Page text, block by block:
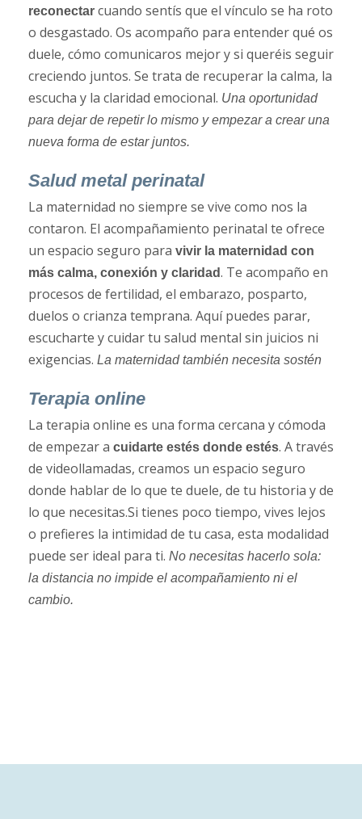
reconectar cuando sentís que el vínculo se ha roto
o desgastado. Os acompaño para entender qué os
duele, cómo comunicaros mejor y si queréis seguir
creciendo juntos. Se trata de recuperar la calma, la
escucha y la claridad emocional. Una oportunidad
para dejar de repetir lo mismo y empezar a crear una
nueva forma de estar juntos.
Salud metal perinatal
La maternidad no siempre se vive como nos la
contaron. El acompañamiento perinatal te ofrece
un espacio seguro para vivir la maternidad con
más calma, conexión y claridad. Te acompaño en
procesos de fertilidad, el embarazo, posparto,
duelos o crianza temprana. Aquí puedes parar,
escucharte y cuidar tu salud mental sin juicios ni
exigencias. La maternidad también necesita sostén
Terapia online
La terapia online es una forma cercana y cómoda
de empezar a cuidarte estés donde estés. A través
de videollamadas, creamos un espacio seguro
donde hablar de lo que te duele, de tu historia y de
lo que necesitas.Si tienes poco tiempo, vives lejos
o prefieres la intimidad de tu casa, esta modalidad
puede ser ideal para ti. No necesitas hacerlo sola:
la distancia no impide el acompañamiento ni el
cambio.